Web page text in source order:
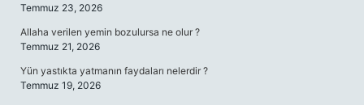
Temmuz 23, 2026
Allaha verilen yemin bozulursa ne olur ?
Temmuz 21, 2026
Yün yastıkta yatmanın faydaları nelerdir ?
Temmuz 19, 2026